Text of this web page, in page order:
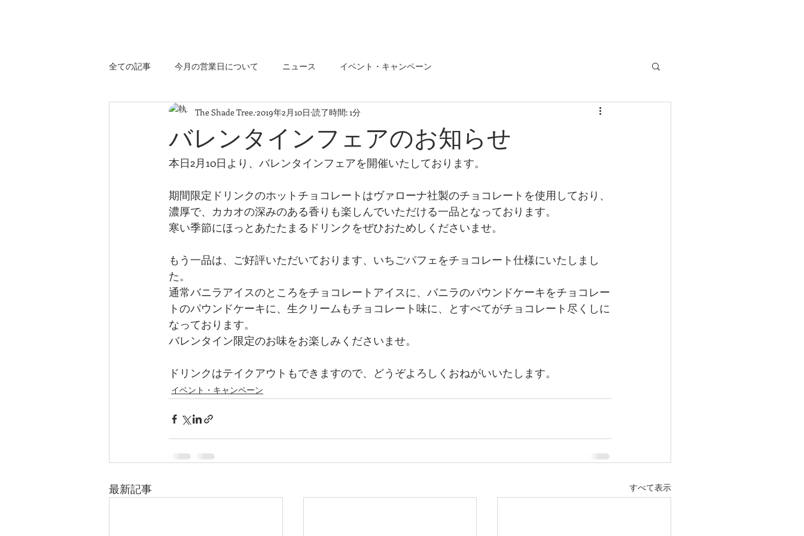
全ての記事 今月の営業日について ニュース イベント・キャンペーン
バレンタインフェアのお知らせ
The Shade Tree. 2019年2月10日 読了時間: 1分
本日2月10日より、バレンタインフェアを開催いたしております。
期間限定ドリンクのホットチョコレートはヴァローナ社製のチョコレートを使用しており、
濃厚で、カカオの深みのある香りも楽しんでいただける一品となっております。
寒い季節にほっとあたたまるドリンクをぜひおためしくださいませ。
もう一品は、ご好評いただいております、いちごパフェをチョコレート仕様にいたしまし
た。
通常バニラアイスのところをチョコレートアイスに、バニラのパウンドケーキをチョコレー
トのパウンドケーキに、生クリームもチョコレート味に、とすべてがチョコレート尽くしに
なっております。
バレンタイン限定のお味をお楽しみくださいませ。
ドリンクはテイクアウトもできますので、どうぞよろしくおねがいいたします。
イベント・キャンペーン
最新記事 すべて表示